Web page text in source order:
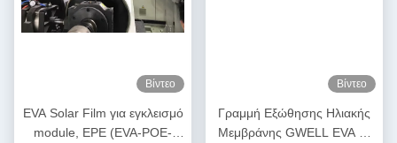
Βίντεο
EVA Solar Film για εγκλεισμό
module, EPE (EVA-POE-
Βίντεο
Γραμμή Εξώθησης Ηλιακής
Μεμβράνης GWELL EVA με